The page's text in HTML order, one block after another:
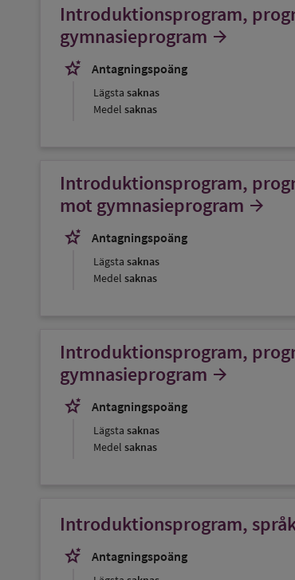
Introduktionsprogram,
gymnasieprogram arrow_forward
stars_2
Antagningspoäng
Lägsta saknas
Medel saknas
Introduktionsprogram,
mot gymnasieprogram arrow_forward
stars_2
Antagningspoäng
Lägsta saknas
Medel saknas
Introduktionsprogram,
gymnasieprogram arrow_forward
stars_2
Antagningspoäng
Lägsta saknas
Medel saknas
Introduktionsprogram,
stars_2
Antagningspoäng